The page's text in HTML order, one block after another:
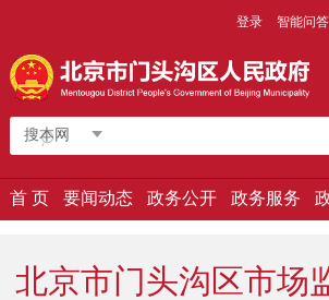
登录 智能问答
搜本网
首 页 要闻动态 政务公开 政务服务
北京市门头沟区市场